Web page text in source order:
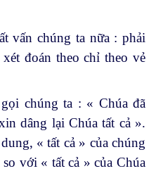
vấn chúng ta nữa : phải
đoán theo chỉ theo vẻ
chúng ta : « Chúa đã
dâng lại Chúa tất cả ».
« tất cả » của chúng
với « tất cả » của Chúa